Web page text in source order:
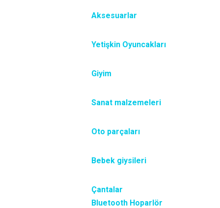
Aksesuarlar
Yetişkin Oyuncakları
Giyim
Sanat malzemeleri
Oto parçaları
Bebek giysileri
Çantalar
Bluetooth Hoparlör